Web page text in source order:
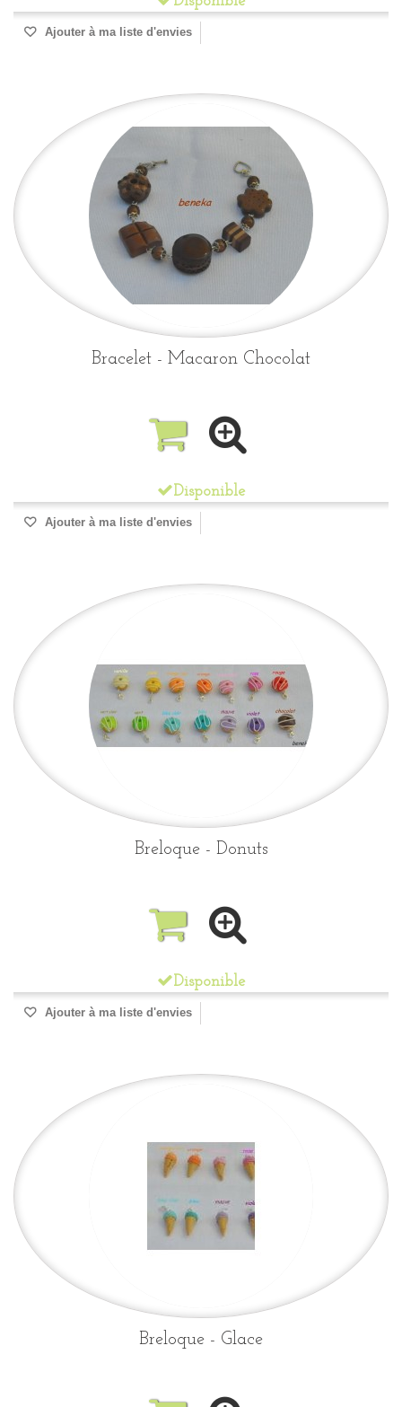
Ajouter à ma liste d'envies
Bracelet - Macaron Chocolat
Disponible
Ajouter à ma liste d'envies
Breloque - Donuts
Disponible
Ajouter à ma liste d'envies
Breloque - Glace